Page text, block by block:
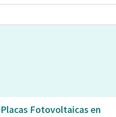
Placas Fotovoltaicas en